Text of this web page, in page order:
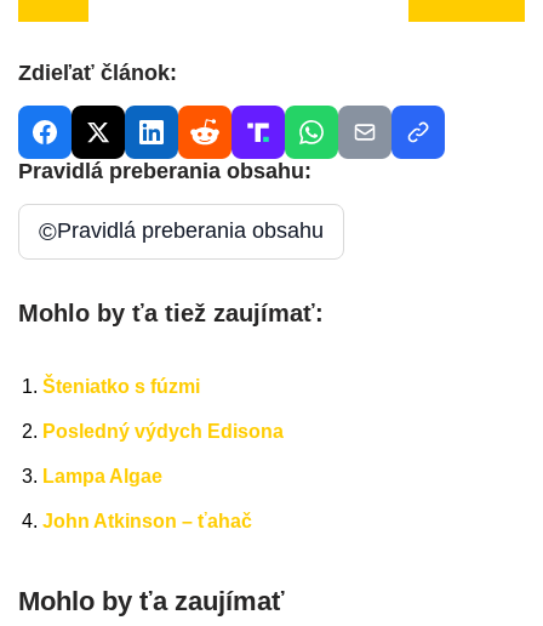
Zdieľať článok:
Pravidlá preberania obsahu:
©Pravidlá preberania obsahu
Mohlo by ťa tiež zaujímať:
Šteniatko s fúzmi
Posledný výdych Edisona
Lampa Algae
John Atkinson – ťahač
Mohlo by ťa zaujímať